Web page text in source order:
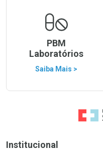
PBM
Laboratórios
Saiba Mais >
Ir para
Institucional